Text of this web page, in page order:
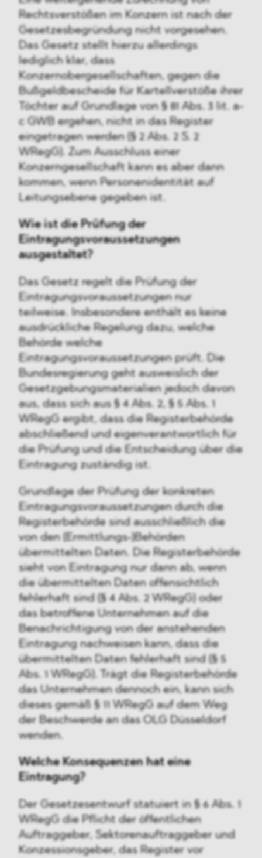
Rechtsverstößen im Konzern ist nach der
Gesetzesbegründung nicht vorgesehen.
Das Gesetz stellt hierzu allerdings
lediglich klar, dass
Konzernobergesellschaften, gegen die
Bußgeldbescheide für Kartellverstöße ihrer
Töchter auf Grundlage von § 81 Abs. 3 lit. a-
c GWB ergehen, nicht in das Register
eingetragen werden (§ 2 Abs. 2 S. 2
WRegG). Zum Ausschluss einer
Konzerngesellschaft kann es aber dann
kommen, wenn Personenidentität auf
Leitungsebene gegeben ist.
Wie ist die Prüfung der
Eintragungsvoraussetzungen
ausgestaltet?
Das Gesetz regelt die Prüfung der
Eintragungsvoraussetzungen nur
teilweise. Insbesondere enthält es keine
ausdrückliche Regelung dazu, welche
Behörde welche
Eintragungsvoraussetzungen prüft. Die
Bundesregierung geht ausweislich der
Gesetzgebungsmaterialien jedoch davon
aus, dass sich aus § 4 Abs. 2, § 5 Abs. 1
WRegG ergibt, dass die Registerbehörde
abschließend und eigenverantwortlich für
die Prüfung und die Entscheidung über die
Eintragung zuständig ist.
Grundlage der Prüfung der konkreten
Eintragungsvoraussetzungen durch die
Registerbehörde sind ausschließlich die
von den (Ermittlungs-)Behörden
übermittelten Daten. Die Registerbehörde
sieht von Eintragung nur dann ab, wenn
die übermittelten Daten offensichtlich
fehlerhaft sind (§ 4 Abs. 2 WRegG) oder
das betroffene Unternehmen auf die
Benachrichtigung von der anstehenden
Eintragung nachweisen kann, dass die
übermittelten Daten fehlerhaft sind (§ 5
Abs. 1 WRegG). Trägt die Registerbehörde
das Unternehmen dennoch ein, kann sich
dieses gemäß § 11 WRegG auf dem Weg
der Beschwerde an das OLG Düsseldorf
wenden.
Welche Konsequenzen hat eine
Eintragung?
Der Gesetzesentwurf statuiert in § 6 Abs. 1
WRegG die Pflicht der öffentlichen
Auftraggeber, Sektorenauftraggeber und
Konzessionsgeber, das Register vor